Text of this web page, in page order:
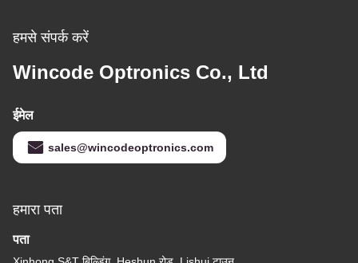
हमसे संपर्क करें
Wincode Optronics Co., Ltd
ईमेल
sales@wincodeoptronics.com
हमारा पता
पता